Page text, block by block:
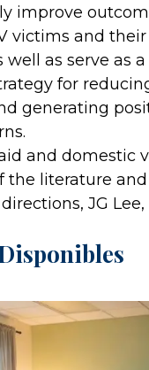
improve
victims and their
well as serve as
for
generating
and domestic
the literature and
JG Lee,